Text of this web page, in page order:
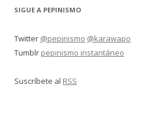
SIGUE A PEPINISMO
Twitter @pepinismo @karawapo
Tumblr pepinismo instantáneo
Suscríbete al RSS